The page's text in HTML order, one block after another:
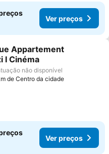
Ver preços
aos favoritos
Appartement
I Cinéma
não disponível
de Centro da cidade
Ver preços